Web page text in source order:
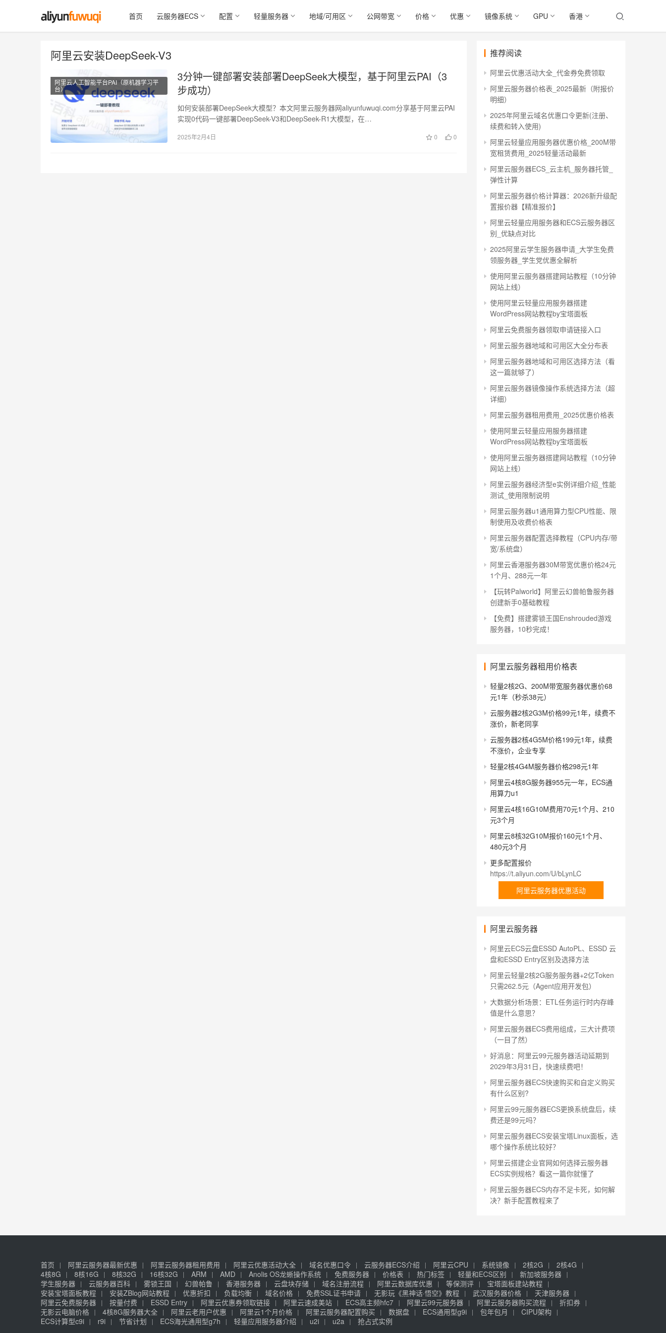
首页 云服务器ECS 配置 轻量服务器 地域/可用区 公网带宽 价格 优惠 镜像系统 GPU 香港
阿里云安装DeepSeek-V3
阿里云人工智能平台PAI（原机器学习平
台）
3分钟一键部署安装部署DeepSeek大模型，基于阿里云PAI（3
步成功）
如何安装部署DeepSeek大模型？本文阿里云服务器网aliyunfuwuqi.com分享基于阿里云PAI
实现0代码一键部署DeepSeek-V3和DeepSeek-R1大模型，在…
2025年2月4日 0 0
推荐阅读
阿里云优惠活动大全_代金券免费领取
阿里云服务器价格表_2025最新（附报价
明细）
2025年阿里云域名优惠口令更新(注册、
续费和转入使用)
阿里云轻量应用服务器优惠价格_200M带
宽租赁费用_2025轻量活动最新
阿里云服务器ECS_云主机_服务器托管_
弹性计算
阿里云服务器价格计算器：2026新升级配
置报价器【精准报价】
阿里云轻量应用服务器和ECS云服务器区
别_优缺点对比
2025阿里云学生服务器申请_大学生免费
领服务器_学生党优惠全解析
使用阿里云服务器搭建网站教程（10分钟
网站上线）
使用阿里云轻量应用服务器搭建
WordPress网站教程by宝塔面板
阿里云免费服务器领取申请链接入口
阿里云服务器地域和可用区大全分布表
阿里云服务器地域和可用区选择方法（看
这一篇就够了）
阿里云服务器镜像操作系统选择方法（超
详细）
阿里云服务器租用费用_2025优惠价格表
使用阿里云轻量应用服务器搭建
WordPress网站教程by宝塔面板
使用阿里云服务器搭建网站教程（10分钟
网站上线）
阿里云服务器经济型e实例详细介绍_性能
测试_使用限制说明
阿里云服务器u1通用算力型CPU性能、限
制使用及收费价格表
阿里云服务器配置选择教程（CPU内存/带
宽/系统盘）
阿里云香港服务器30M带宽优惠价格24元
1个月、288元一年
【玩转Palworld】阿里云幻兽帕鲁服务器
创建新手0基础教程
【免费】搭建雾锁王国Enshrouded游戏
服务器，10秒完成！
阿里云服务器租用价格表
轻量2核2G、200M带宽服务器优惠价68
元1年（秒杀38元）
云服务器2核2G3M价格99元1年，续费不
涨价，新老同享
云服务器2核4G5M价格199元1年，续费
不涨价，企业专享
轻量2核4G4M服务器价格298元1年
阿里云4核8G服务器955元一年，ECS通
用算力u1
阿里云4核16G10M费用70元1个月、210
元3个月
阿里云8核32G10M报价160元1个月、
480元3个月
更多配置报价
https://t.aliyun.com/U/bLynLC
阿里云服务器优惠活动
阿里云服务器
阿里云ECS云盘ESSD AutoPL、ESSD 云
盘和ESSD Entry区别及选择方法
阿里云轻量2核2G服务服务器+2亿Token
只需262.5元（Agent应用开发包）
大数据分析场景：ETL任务运行时内存峰
值是什么意思？
阿里云服务器ECS费用组成，三大计费项
（一目了然）
好消息：阿里云99元服务器活动延期到
2029年3月31日，快速续费吧！
阿里云服务器ECS快速购买和自定义购买
有什么区别?
阿里云99元服务器ECS更换系统盘后，续
费还是99元吗？
阿里云服务器ECS安装宝塔Linux面板，选
哪个操作系统比较好？
阿里云搭建企业官网如何选择云服务器
ECS实例规格？看这一篇你就懂了
阿里云服务器ECS内存不足卡死，如何解
决？新手配置教程来了
首页 阿里云服务器最新优惠 阿里云服务器租用费用 阿里云优惠活动大全 域名优惠口令 云服务器ECS介绍 阿里云CPU 系统镜像 2核2G
2核4G
4核8G
8核16G 8核32G 16核32G ARM AMD Anolis OS龙蜥操作系统 免费服务器 价格表 热门标签 轻量和ECS区别
新加坡服务器
学生服务器
云服务器百科 雾锁王国 幻兽帕鲁 香港服务器 云盘块存储 域名注册流程 阿里云数据库优惠 等保测评
宝塔面板建站教程
安装宝塔面板教程
安装ZBlog网站教程 优惠折扣 负载均衡 域名价格 免费SSL证书申请 无影玩《黑神话·悟空》教程 武汉服务器价格
天津服务器
阿里云免费服务器
按量付费 ESSD Entry 阿里云优惠券领取链接 阿里云速成美站 ECS高主频hfc7 阿里云99元服务器 阿里云服务器购买流程
折扣券
无影云电脑价格
4核8G服务器大全 阿里云老用户优惠 阿里云1个月价格 阿里云服务器配置购买 数据盘 ECS通用型g9i 包年包月
CIPU架构
ECS计算型c9i
r9i 节省计划 ECS海光通用型g7h 轻量应用服务器介绍 u2i u2a
抢占式实例